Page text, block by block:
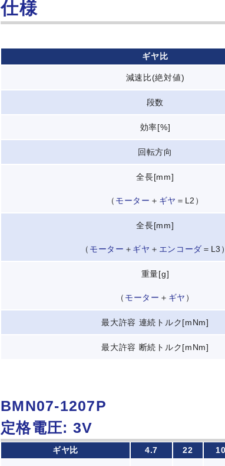
仕様
ギヤ比
減速比(絶対値)
段数
効率[%]
回転方向
全長[mm]
（ モーター ＋ ギヤ ＝L2）
全長[mm]
（ モーター ＋ ギヤ ＋ エンコーダ ＝L3）
重量[g]
（ モーター ＋ ギヤ ）
最大許容 連続トルク[mNm]
最大許容 断続トルク[mNm]
BMN07-1207P
定格電圧: 3V
ギヤ比 4.7 22